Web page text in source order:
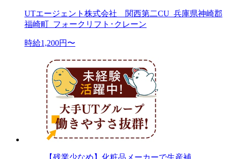
UTエージェント株式会社 関西第二CU_兵庫県神崎郡
福崎町_フォークリフト･クレーン
時給1,200円〜